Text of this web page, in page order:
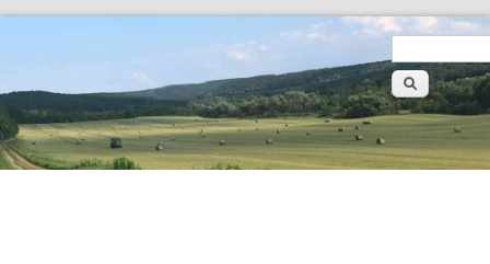
Keresés
űrlap